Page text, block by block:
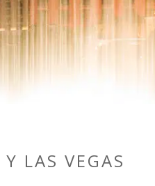
LAS VEGAS